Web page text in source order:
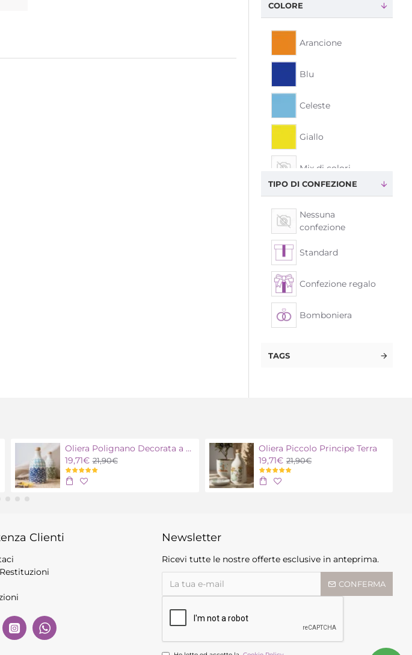
COLORE
Arancione
Blu
Celeste
Giallo
Mix di colori
Rosso
Verde
TIPO DI CONFEZIONE
Nessuna
confezione
Standard
Confezione regalo
Bomboniera
TAGS
Oliera Polignano Decorata a mano
19,71€ 21,90€
Oliera Piccolo Principe Terra
19,71€ 21,90€
Clienti Newsletter
Ricevi tutte le nostre offerte esclusive in anteprima.
CONFERMA